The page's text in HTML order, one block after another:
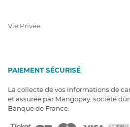
Vie Privée
PAIEMENT SÉCURISÉ
La collecte de vos informations de
et assurée par Mangopay, société
Banque de France.